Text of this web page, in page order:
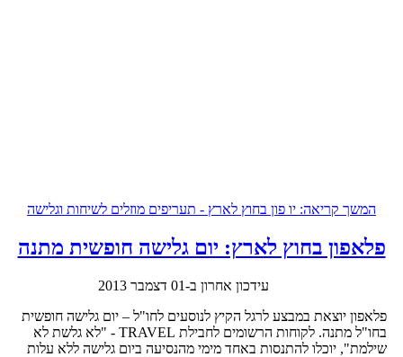
המשך קריאה: יו פון בחוץ לארץ - תעריפים מוזלים לשיחות וגלישה
פלאפון בחוץ לארץ: יום גלישה חופשית מתנה
עידכון אחרון ב-01 דצמבר 2013
פלאפון יוצאת במבצע לרגל הקיץ לנוסעים לחו"ל – יום גלישה חופשית
בחו"ל מתנה. לקוחות הרשומים לחבילת TRAVEL - "לא גלשת לא
שילמת", יוכלו להתנסות באחד מימי מהנסיעה ביום גלישה ללא עלות